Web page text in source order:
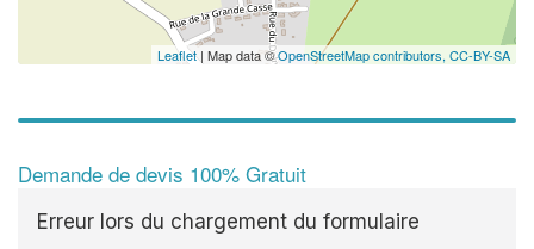
Leaflet | Map data ©OpenStreetMap contributors, CC-BY-SA
Demande de devis 100% Gratuit
Erreur lors du chargement du formulaire